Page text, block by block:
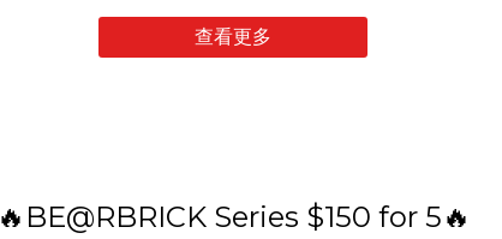
查看更多
🔥BE@RBRICK Series $150 for 5🔥